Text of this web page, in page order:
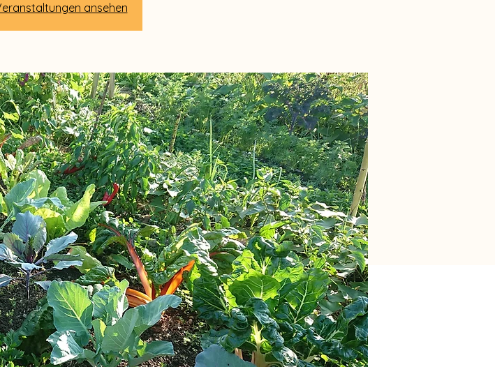
ansehen